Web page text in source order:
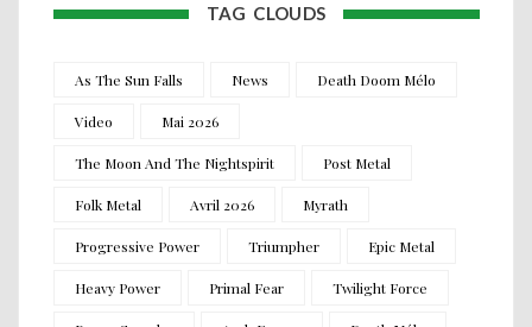
TAG CLOUDS
As The Sun Falls News Death Doom Mélo
Video Mai 2026
The Moon And The Nightspirit Post Metal
Folk Metal Avril 2026 Myrath
Progressive Power Triumpher Epic Metal
Heavy Power Primal Fear Twilight Force